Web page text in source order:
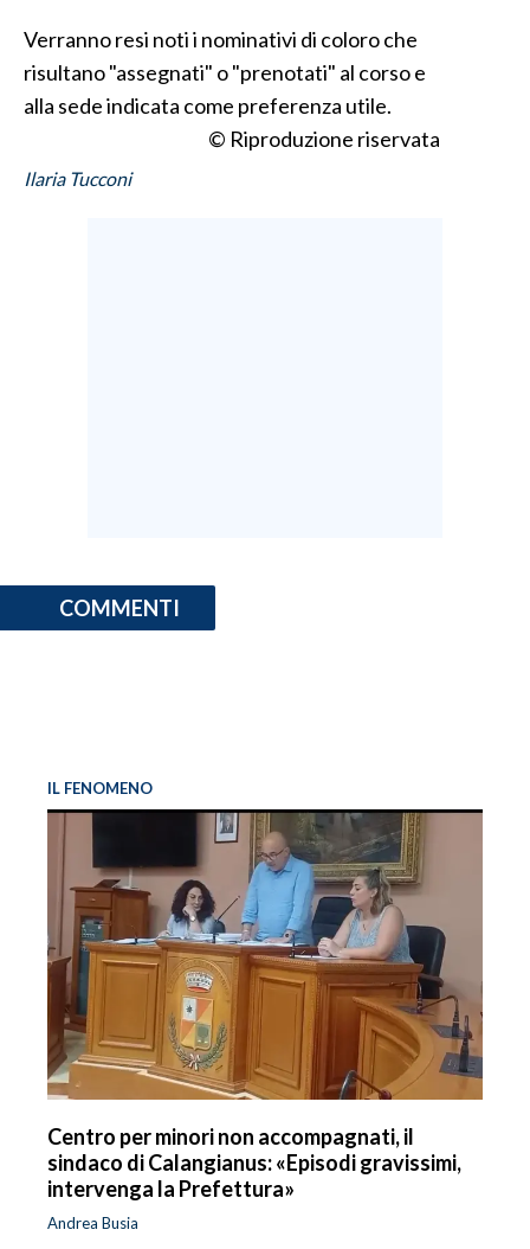
Verranno resi noti i nominativi di coloro che
risultano "assegnati" o "prenotati" al corso e
alla sede indicata come preferenza utile.
© Riproduzione riservata
Ilaria Tucconi
COMMENTI
IL FENOMENO
Centro per minori non accompagnati, il
sindaco di Calangianus: «Episodi gravissimi,
intervenga la Prefettura»
Andrea Busia